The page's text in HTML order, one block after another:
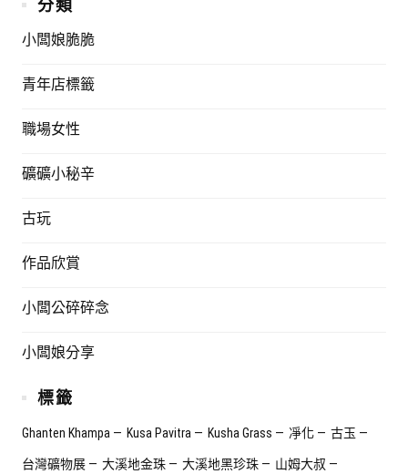
分類
小闆娘脆脆
青年店標籤
職場女性
礦礦小秘辛
古玩
作品欣賞
小闆公碎碎念
小闆娘分享
標籤
Ghanten Khampa Kusa Pavitra Kusha Grass 凈化 古玉
台灣礦物展 大溪地金珠 大溪地黑珍珠 山姆大叔